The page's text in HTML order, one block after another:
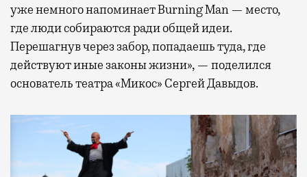
уже немного напоминает Burning Man — место,
где люди собираются ради общей идеи.
Перешагнув через забор, попадаешь туда, где
действуют иные законы жизни», — поделился
основатель театра «Микос» Сергей Давыдов.